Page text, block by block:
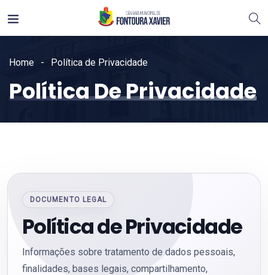
Home Política de Privacidade
Política De Privacidade
DOCUMENTO LEGAL
Política de Privacidade
Informações sobre tratamento de dados pessoais,
finalidades, bases legais, compartilhamento,